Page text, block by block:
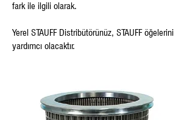
fark ile ilgili olarak.
Yerel STAUFF Distribütörünüz, STAUFF öğelerini
yardımcı olacaktır.